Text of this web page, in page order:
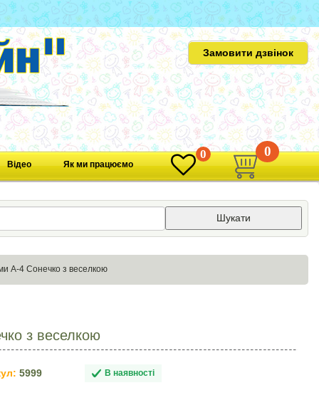
Замовити дзвінок
Відео Як ми працюємо
0 0
Шукати
А-4 Сонечко з веселкою
з веселкою
5999 В наявності